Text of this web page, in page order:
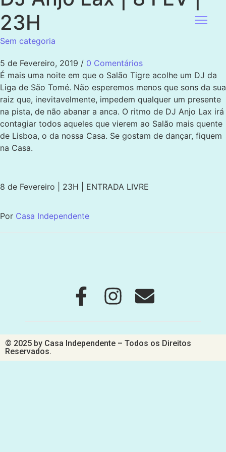
23H
Sem categoria
5 de Fevereiro, 2019 / 0 Comentários
É mais uma noite em que o Salão Tigre acolhe um DJ da
Liga de São Tomé. Não esperemos menos que sons da sua
raiz que, inevitavelmente, impedem qualquer um presente
na pista, de não abanar a anca. O ritmo de DJ Anjo Lax irá
contagiar todos aqueles que vierem ao Salão mais quente
de Lisboa, o da nossa Casa. Se gostam de dançar, fiquem
na Casa.
8 de Fevereiro | 23H | ENTRADA LIVRE
Por Casa Independente
© 2025 by Casa Independente – Todos os Direitos
Reservados.